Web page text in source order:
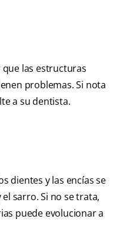
las estructuras
problemas. Si nota
a su dentista.
dientes y las encías se
sarro. Si no se trata,
puede evolucionar a